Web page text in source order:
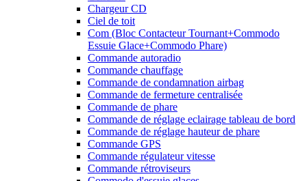
Chargeur CD
Ciel de toit
Com (Bloc Contacteur Tournant+Commodo
Essuie Glace+Commodo Phare)
Commande autoradio
Commande chauffage
Commande de condamnation airbag
Commande de fermeture centralisée
Commande de phare
Commande de réglage eclairage tableau de bord
Commande de réglage hauteur de phare
Commande GPS
Commande régulateur vitesse
Commande rétroviseurs